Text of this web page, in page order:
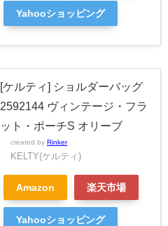
Yahooショッピング
[ケルティ] ショルダーバッグ
2592144 ヴィンテージ・フラ
ット・ポーチS オリーブ
created by Rinker
KELTY(ケルティ)
Amazon 楽天市場
Yahooショッピング